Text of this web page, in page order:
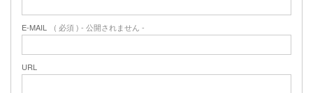
E-MAIL ( 必須 ) - 公開されません -
URL